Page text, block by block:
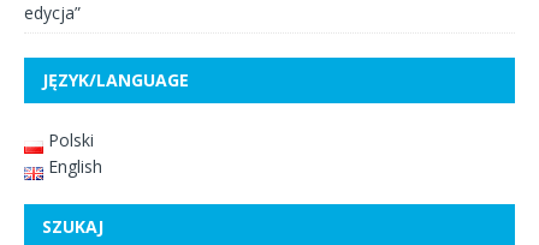
edycja”
JĘZYK/LANGUAGE
Polski
English
SZUKAJ